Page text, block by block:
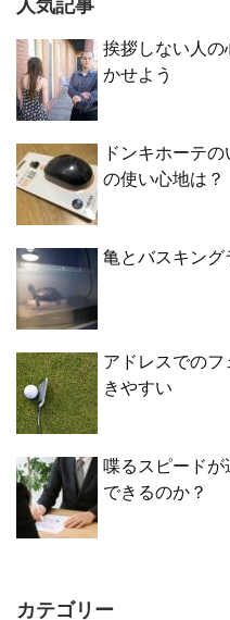
人気記事
挨拶しない人
かせよう
ドンキホーテ
の使い心地は？
亀とバスキング
アドレスでの
きやすい
喋るスピード
できるのか？
カテゴリー